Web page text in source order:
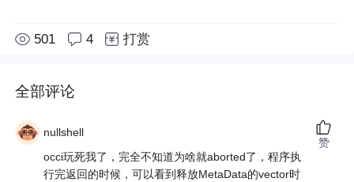
501 4 打赏
全部评论
nullshell
occi玩死我了，完全不知道为啥就aborted了，程序执
行完返回的时候，可以看到释放MetaData的vector时
赞